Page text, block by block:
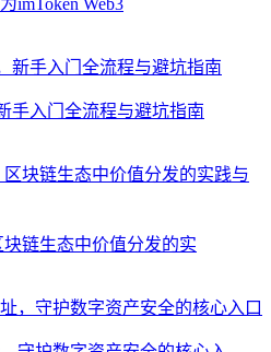
手入门全流程与避坑指南
块链生态中价值分发的实